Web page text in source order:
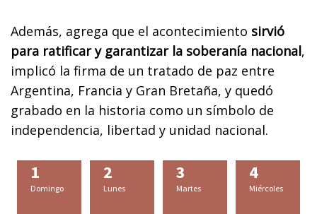
Además, agrega que el acontecimiento sirvió
para ratificar y garantizar la soberanía nacional,
implicó la firma de un tratado de paz entre
Argentina, Francia y Gran Bretaña, y quedó
grabado en la historia como un símbolo de
independencia, libertad y unidad nacional.